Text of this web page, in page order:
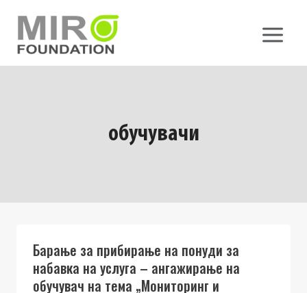
content
обучувачи
Барање за прибирање на понуди за
набавка на услуга – ангажирање на
обучувач на тема „Мониторинг и